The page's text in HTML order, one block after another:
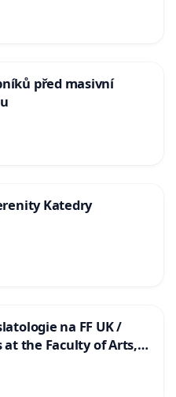
před masivní
Katedry
na FF UK /
at the Faculty of Arts,